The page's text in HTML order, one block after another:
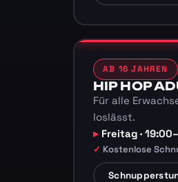
AB 16 JAHREN
HIP HOP
Für alle
loslässt.
Freitag ·
Kostenlose